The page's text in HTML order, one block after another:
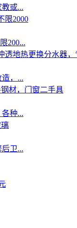
或...
200...
，...
种...
卫...